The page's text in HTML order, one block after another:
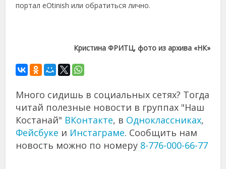
портал eOtinish или обратиться лично.
Кристина ФРИТЦ, фото из архива «НК»
Много сидишь в социальных сетях? Тогда
читай полезные новости в группах "Наш
Костанай" ВКонтакте, в Одноклассниках,
Фейсбуке и Инстаграме. Сообщить нам
новость можно по номеру 8-776-000-66-77